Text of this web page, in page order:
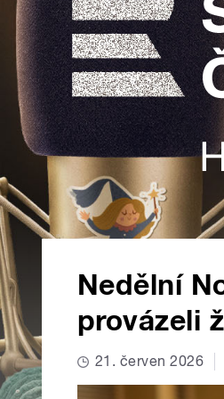
Nedělní
provázeli
21. červen 2026